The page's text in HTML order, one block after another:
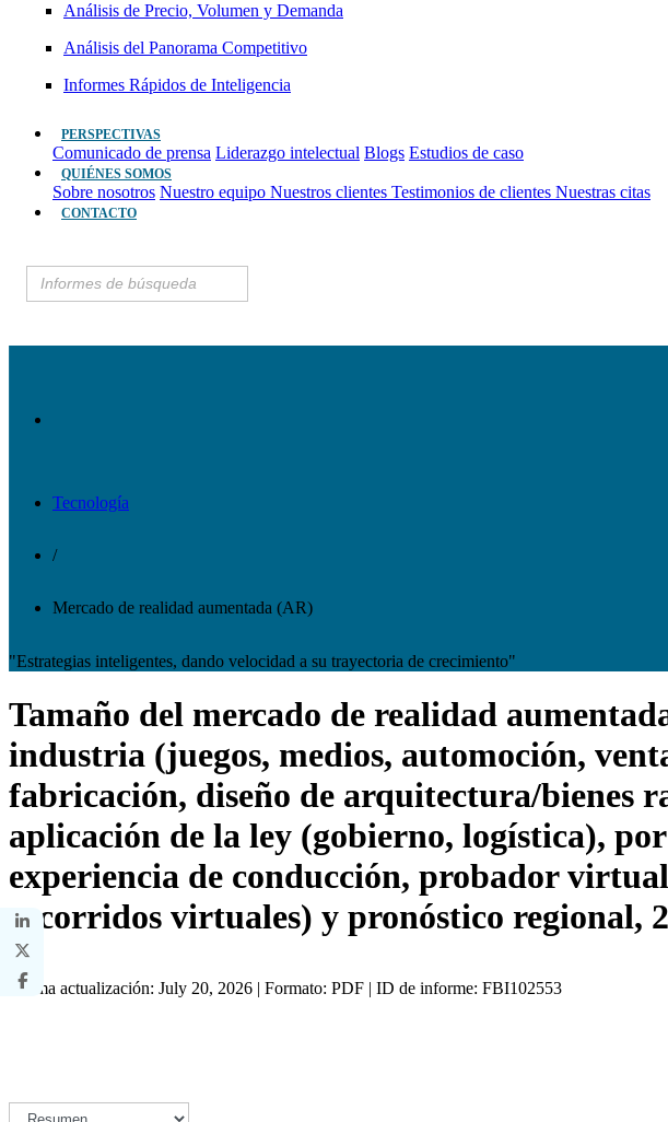
Análisis de Precio, Volumen y Demanda
Análisis del Panorama Competitivo
Informes Rápidos de Inteligencia
PERSPECTIVAS
Comunicado de prensa Liderazgo intelectual Blogs Estudios de caso
QUIÉNES SOMOS
Sobre nosotros Nuestro equipo Nuestros clientes Testimonios de clientes Nuestras citas
CONTACTO
Tecnología
/
Mercado de realidad aumentada (AR)
"Estrategias inteligentes, dando velocidad a su trayectoria de crecimiento"
Tamaño del mercado de realidad
industria (juegos, medios, automoción,
fabricación, diseño de arquitectura/bienes
aplicación de la ley (gobierno, logística),
experiencia de conducción, probador
recorridos virtuales) y pronóstico regional,
Última actualización: July 20, 2026 | Formato: PDF | ID de informe: FBI102553